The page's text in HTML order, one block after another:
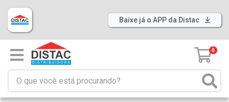
Baixe já o APP da Distac
0